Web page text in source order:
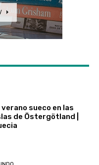
sueco en las
de Östergötland |